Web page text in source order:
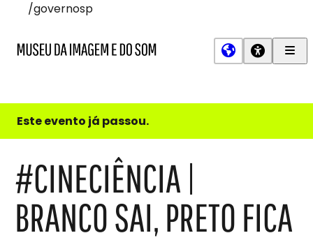
/governosp
e
do
Este evento já passou.
#CINECIÊNCIA |
BRANCO SAI, PRETO FICA